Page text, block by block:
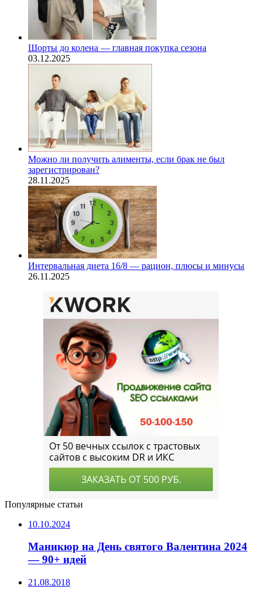
Шорты до колена — главная покупка сезона
03.12.2025
Можно ли получить алименты, если брак не был
зарегистрирован?
28.11.2025
Интервальная диета 16/8 — рацион, плюсы и минусы
26.11.2025
Популярные статьи
10.10.2024
Маникюр на День святого Валентина 2024
— 90+ идей
21.08.2018